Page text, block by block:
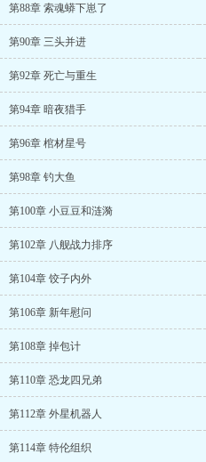
第88章 索魂蟒下崽了
第90章 三头并进
第92章 死亡与重生
第94章 暗夜猎手
第96章 棺材星号
第98章 钓大鱼
第100章 小豆豆和涟漪
第102章 八舰战力排序
第104章 饺子内外
第106章 新年慰问
第108章 掉包计
第110章 恐龙四兄弟
第112章 外星机器人
第114章 特伦组织